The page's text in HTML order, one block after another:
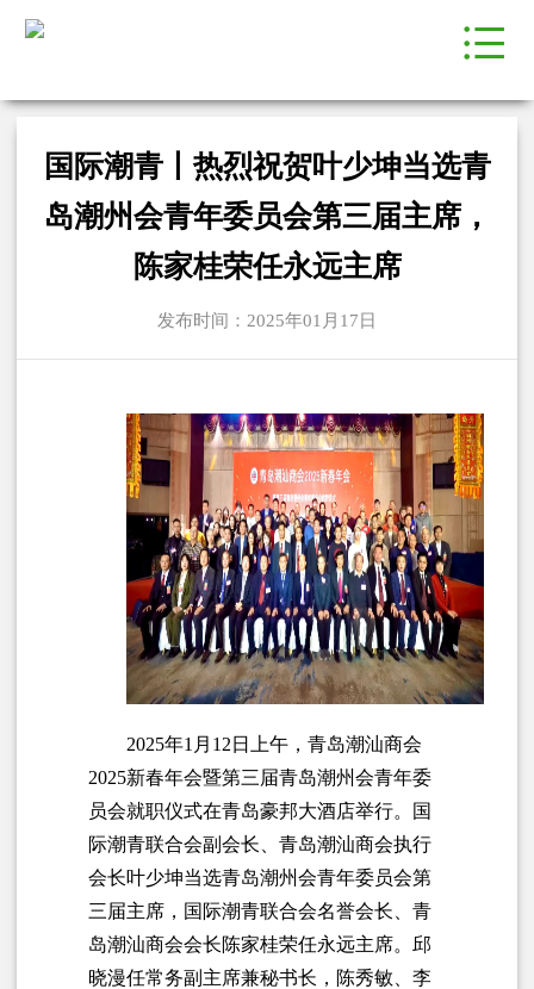
国际潮青丨热烈祝贺叶少坤当选青
岛潮州会青年委员会第三届主席，
陈家桂荣任永远主席
发布时间：2025年01月17日
2025年1月12日上午，青岛潮汕商会
2025新春年会暨第三届青岛潮州会青年委
员会就职仪式在青岛豪邦大酒店举行。国
际潮青联合会副会长、青岛潮汕商会执行
会长叶少坤当选青岛潮州会青年委员会第
三届主席，国际潮青联合会名誉会长、青
岛潮汕商会会长陈家桂荣任永远主席。邱
晓漫任常务副主席兼秘书长，陈秀敏、李